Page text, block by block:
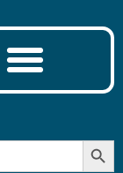
Botón